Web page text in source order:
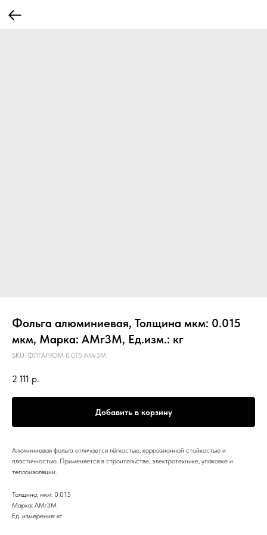
Фольга алюминиевая, Толщина мкм: 0.015
мкм, Марка: АМг3М, Ед.изм.: кг
SKU: ФЛГАЛЮМ 0.015 АМг3М
2 111 р.
Добавить в корзину
Алюминиевая фольга отличается лёгкостью, коррозионной стойкостью и
пластичностью. Применяется в строительстве, электротехнике, упаковке и
теплоизоляции.
Толщина, мкм: 0.015
Марка: АМг3М
Ед. измерения: кг